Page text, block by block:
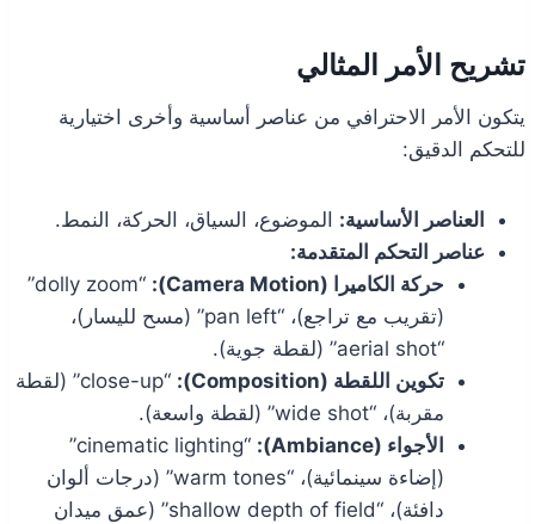
تشريح الأمر المثالي
يتكون الأمر الاحترافي من عناصر أساسية وأخرى اختيارية
للتحكم الدقيق:
العناصر الأساسية: الموضوع، السياق، الحركة، النمط.
عناصر التحكم المتقدمة:
حركة الكاميرا (Camera Motion):
“dolly zoom”
(تقريب مع تراجع)، “pan left” (مسح لليسار)،
“aerial shot” (لقطة جوية).
تكوين اللقطة (Composition):
“close-up” (لقطة
مقربة)، “wide shot” (لقطة واسعة).
الأجواء (Ambiance):
“cinematic lighting”
(إضاءة سينمائية)، “warm tones” (درجات ألوان
دافئة)، “shallow depth of field” (عمق ميدان